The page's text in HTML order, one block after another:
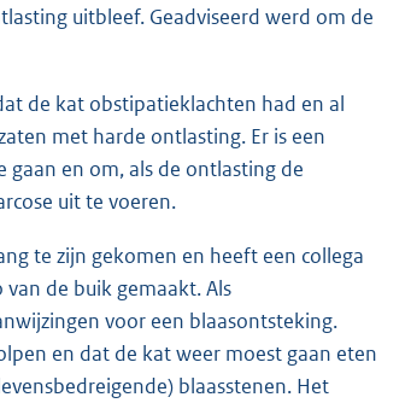
uitbleef. Geadviseerd werd om de
de kat obstipatieklachten had en al
met harde ontlasting. Er is een
en om, als de ontlasting de
uit te voeren.
te zijn gekomen en heeft een collega
de buik gemaakt. Als
voor een blaasontsteking.
en dat de kat weer moest gaan eten
blaasstenen. Het